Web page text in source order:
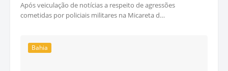
Após veiculação de notícias a respeito de agressões
cometidas por policiais militares na Micareta d…
Bahia